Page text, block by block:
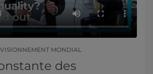
MONDIAL
des